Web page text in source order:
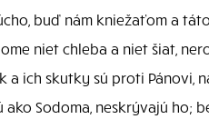
buď nám kniežaťom a
niet chleba a niet šiat,
a ich skutky sú proti Pánovi,
Sodoma, neskrývajú ho;